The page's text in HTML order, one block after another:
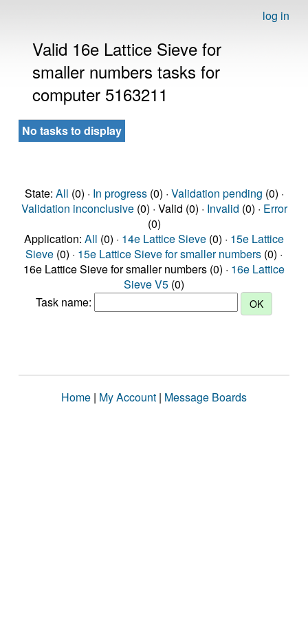
log in
Valid 16e Lattice Sieve for
smaller numbers tasks for
computer 5163211
No tasks to display
State: All (0) · In progress(0) · Validation pending (0) ·
Validation inconclusive(0) · Valid (0) · Invalid (0) · Error
(0)
Application: All (0) · 14e Lattice Sieve (0) · 15e Lattice
Sieve (0) · 15e Lattice Sieve for smaller numbers (0) ·
16e Lattice Sieve for smaller numbers (0) · 16e Lattice
Sieve V5 (0)
Task name:
Home | My Account | Message Boards